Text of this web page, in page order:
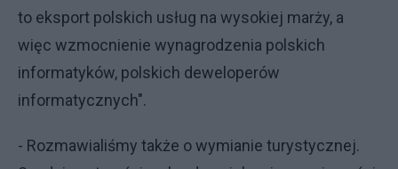
to eksport polskich usług na wysokiej marży, a
więc wzmocnienie wynagrodzenia polskich
informatyków, polskich deweloperów
informatycznych".
- Rozmawialiśmy także o wymianie turystycznej.